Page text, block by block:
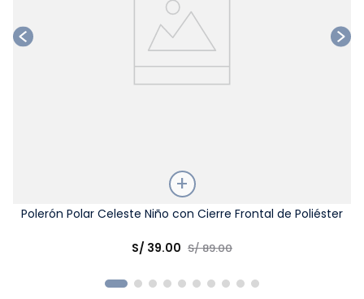
Talla
Polerón Polar Celeste Niño con Cierre Frontal de Poliéster
S/ 39.00 S/89.00